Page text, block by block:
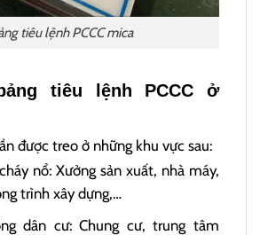
tiêu lệnh PCCC mica
tiêu lệnh PCCC ở
được treo ở những khu vực sau:
nổ: Xưởng sản xuất, nhà máy,
trình xây dựng,…
dân cư: Chung cư, trung tâm